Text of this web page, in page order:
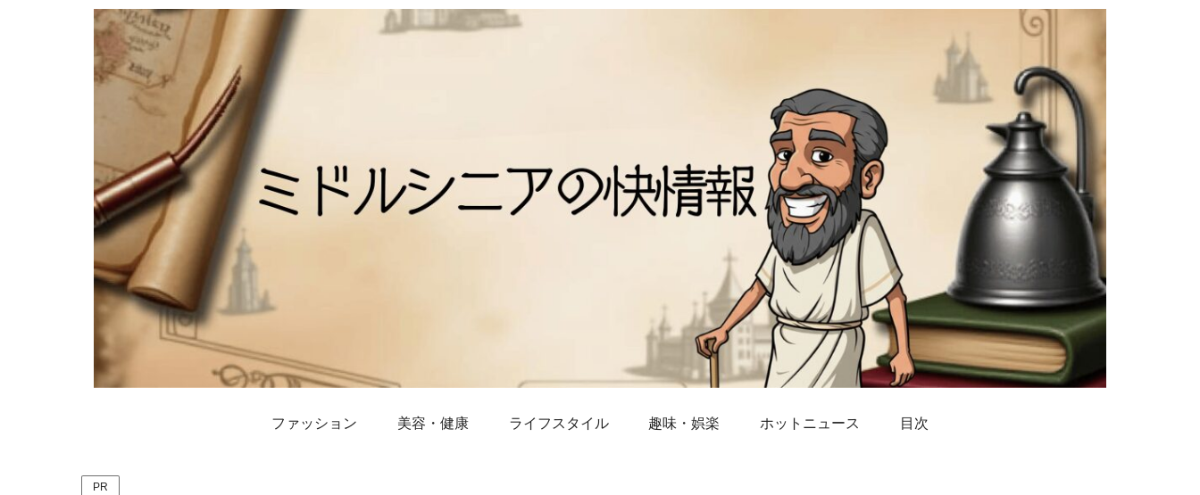
ファッション 美容・健康 ライフスタイル 趣味・娯楽 ホットニュース 目次
PR